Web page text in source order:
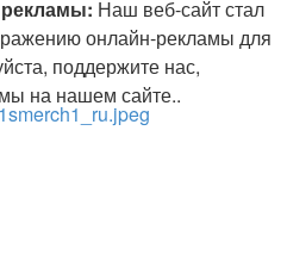
Наш веб-сайт стал
онлайн-рекламы для
поддержите нас,
на нашем сайте..